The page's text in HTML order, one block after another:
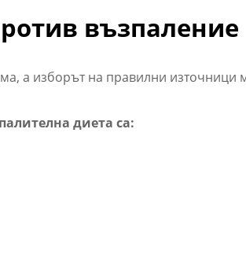
възпаление
а изборът на правилни
диета са: